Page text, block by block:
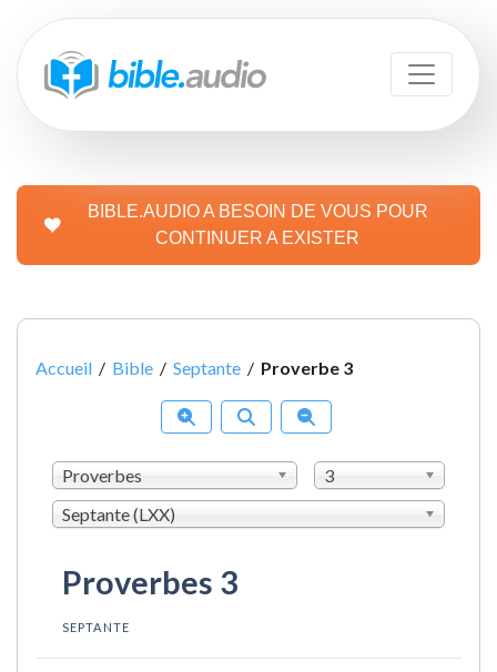
BIBLE.AUDIO A BESOIN DE VOUS POUR
CONTINUER A EXISTER
Accueil / Bible / Septante / Proverbe 3
Proverbes
3
Septante (LXX)
Proverbes 3
SEPTANTE